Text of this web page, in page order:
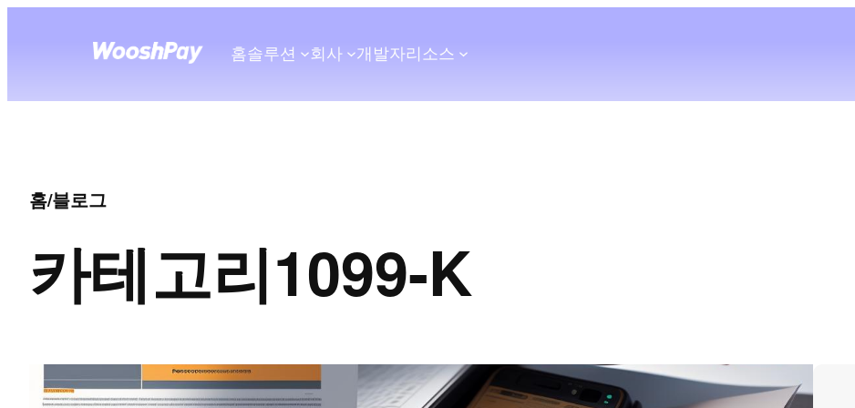
홈솔루션 회사 개발자리소스
홈/블로그
카테고리1099-K